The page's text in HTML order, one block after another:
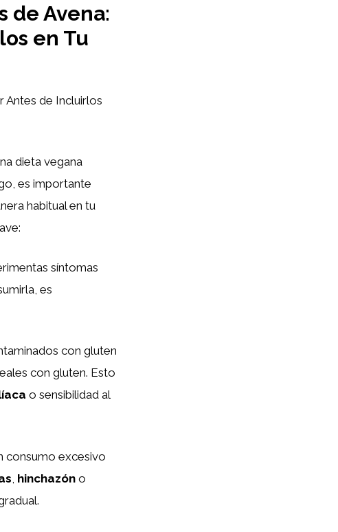
de Avena:
en Tu
Antes de Incluirlos
dieta vegana
es importante
habitual en tu
síntomas
es
con gluten
con gluten. Esto
o sensibilidad al
consumo excesivo
hinchazón o